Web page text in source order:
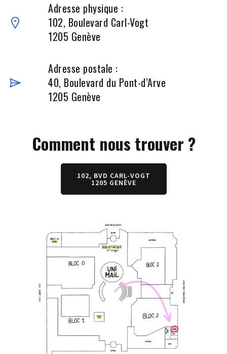
Adresse physique :
102, Boulevard Carl-Vogt
1205 Genève
Adresse postale :
40, Boulevard du Pont-d’Arve
1205 Genève
Comment nous trouver ?
102, BVD CARL-VOGT
1205 GENÈVE